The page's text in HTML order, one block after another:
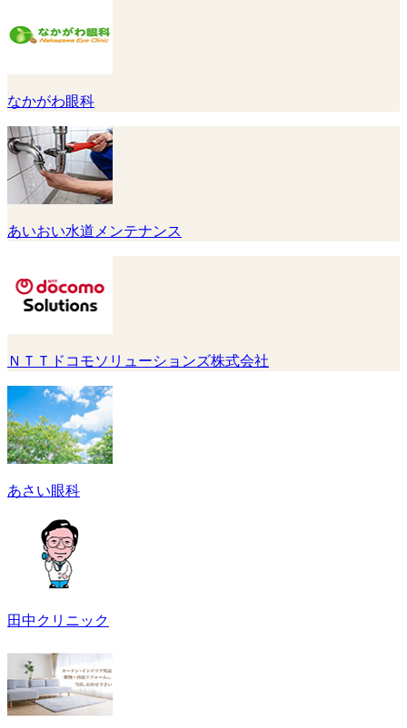
なかがわ眼科
あいおい水道メンテナンス
ＮＴＴドコモソリューションズ株式会社
あさい眼科
田中クリニック